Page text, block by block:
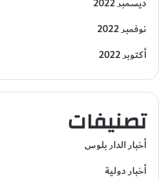
نوفمبر 2022
أكتوبر 2022
تصنيفات
أخبار الدار بلوس
أخبار دولية